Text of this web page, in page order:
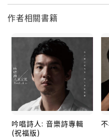
黃安祖《吟唱詩人》專輯
輯蒐羅音樂界一時之選，
作品：黃安祖力邀金馬獎
音樂顧問。獨立音樂創作
歌《一個人》獻唱。英搖
曲《No U Turn》。曾與
為哲學詩《如夢光影》譜
兩首電音歌曲做舞曲混音
作者相關書籍
吟唱詩人: 音樂詩專輯
(祝福版)